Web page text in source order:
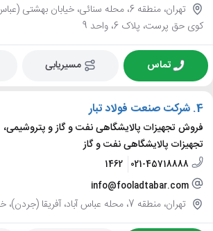
تهران، منطقه 6، محله سنائی، خیابان بهشتی
کوی حق پرست، پلاک 6، واحد 9
تماس مسیریابی
4. شرکت صنعت فولاد تبار
فروش تجهیزات پالایشگاهی نفت و گاز و پتروشیمی،
تجهیزات پالایشگاهی نفت و گاز
021-45718888
1462
info@fooladtabar.com
تهران، منطقه 7، محله عباس آباد، آفریقا (جردن)، خیابان رحیمی، پلاک 54